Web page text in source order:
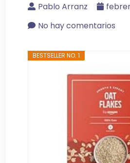
Pablo Arranz
No hay comentarios
BESTSELLER NO. 1